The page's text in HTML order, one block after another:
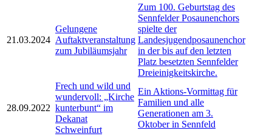
21.03.2024
Gelungene
Auftaktveranstaltung
zum Jubiläumsjahr
Zum 100. Geburtstag des
Sennfelder Posaunenchors
spielte der
Landesjugendposaunenchor
in der bis auf den letzten
Platz besetzten Sennfelder
Dreieinigkeitskirche.
28.09.2022
Frech und wild und
wundervoll: „Kirche
kunterbunt“ im
Dekanat
Schweinfurt
Ein Aktions-Vormittag für
Familien und alle
Generationen am 3.
Oktober in Sennfeld